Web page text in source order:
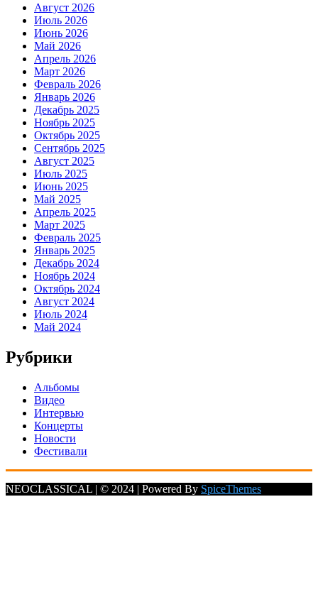
Август 2026
Июль 2026
Июнь 2026
Май 2026
Апрель 2026
Март 2026
Февраль 2026
Январь 2026
Декабрь 2025
Ноябрь 2025
Октябрь 2025
Сентябрь 2025
Август 2025
Июль 2025
Июнь 2025
Май 2025
Апрель 2025
Март 2025
Февраль 2025
Январь 2025
Декабрь 2024
Ноябрь 2024
Октябрь 2024
Август 2024
Июль 2024
Май 2024
Рубрики
Альбомы
Видео
Интервью
Концерты
Новости
Фестивали
NEOCLASSICAL | © 2024 | Powered By SpiceThemes